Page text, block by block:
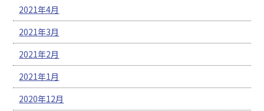
2021年4月
2021年3月
2021年2月
2021年1月
2020年12月